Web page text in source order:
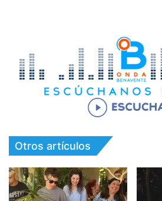
Otros artículos